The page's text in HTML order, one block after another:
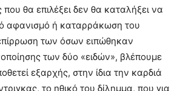
θα επιλέξει δεν θα καταλήξει να
αφανισμό ή καταρράκωση του
των όσων ειπώθηκαν
των δύο «ειδών», βλέπουμε
εξαρχής, στην ίδια την καρδιά
το ηθικό του δίλημμα, που για